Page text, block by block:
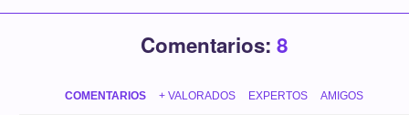
Comentarios: 8
COMENTARIOS + VALORADOS EXPERTOS AMIGOS